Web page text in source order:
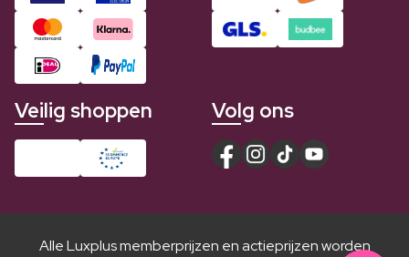
Veilig shoppen Volg ons
Alle Luxplus memberprijzen en actieprijzen worden